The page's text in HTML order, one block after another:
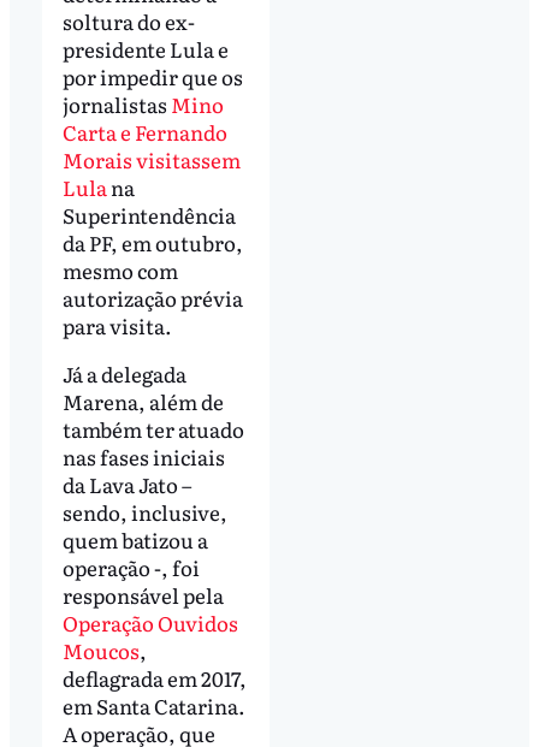
soltura do ex-
presidente Lula e
por impedir que os
jornalistas Mino
Carta e Fernando
Morais visitassem
Lula na
Superintendência
da PF, em outubro,
mesmo com
autorização prévia
para visita.
Já a delegada
Marena, além de
também ter atuado
nas fases iniciais
da Lava Jato –
sendo, inclusive,
quem batizou a
operação -, foi
responsável pela
Operação Ouvidos
Moucos,
deflagrada em 2017,
em Santa Catarina.
A operação, que